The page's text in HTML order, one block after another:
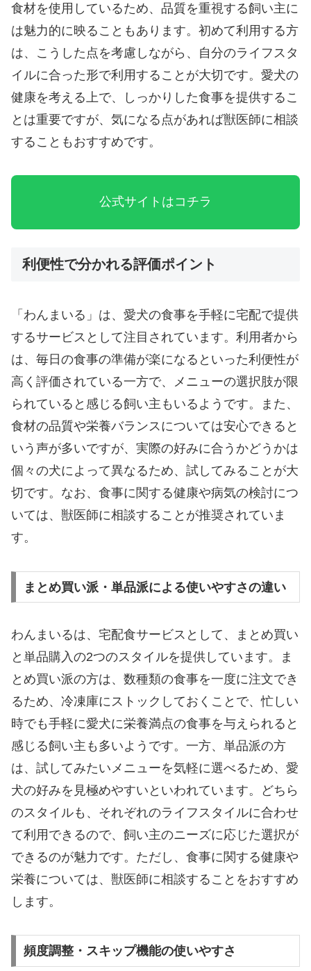
食材を使用しているため、品質を重視する飼い主に
は魅力的に映ることもあります。初めて利用する方
は、こうした点を考慮しながら、自分のライフスタ
イルに合った形で利用することが大切です。愛犬の
健康を考える上で、しっかりした食事を提供するこ
とは重要ですが、気になる点があれば獣医師に相談
することもおすすめです。
公式サイトはコチラ
利便性で分かれる評価ポイント
「わんまいる」は、愛犬の食事を手軽に宅配で提供
するサービスとして注目されています。利用者から
は、毎日の食事の準備が楽になるといった利便性が
高く評価されている一方で、メニューの選択肢が限
られていると感じる飼い主もいるようです。また、
食材の品質や栄養バランスについては安心できると
いう声が多いですが、実際の好みに合うかどうかは
個々の犬によって異なるため、試してみることが大
切です。なお、食事に関する健康や病気の検討につ
いては、獣医師に相談することが推奨されていま
す。
まとめ買い派・単品派による使いやすさの違い
わんまいるは、宅配食サービスとして、まとめ買い
と単品購入の2つのスタイルを提供しています。ま
とめ買い派の方は、数種類の食事を一度に注文でき
るため、冷凍庫にストックしておくことで、忙しい
時でも手軽に愛犬に栄養満点の食事を与えられると
感じる飼い主も多いようです。一方、単品派の方
は、試してみたいメニューを気軽に選べるため、愛
犬の好みを見極めやすいといわれています。どちら
のスタイルも、それぞれのライフスタイルに合わせ
て利用できるので、飼い主のニーズに応じた選択が
できるのが魅力です。ただし、食事に関する健康や
栄養については、獣医師に相談することをおすすめ
します。
頻度調整・スキップ機能の使いやすさ